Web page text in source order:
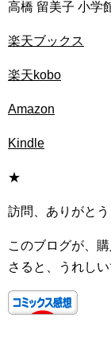
高橋 留美子 小学
楽天ブックス
楽天kobo
Amazon
Kindle
★
訪問、ありがと
このブログが、
さると、うれし